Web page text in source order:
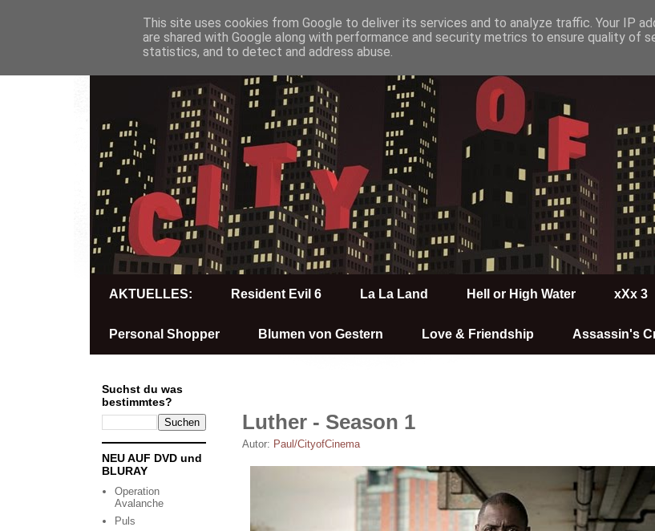
AKTUELLES: Resident Evil 6 La La Land Hell or High Water xXx 3
Personal Shopper Blumen von Gestern Love & Friendship Assassin's
Luther - Season 1
Autor: Paul/CityofCinema
Suchst du was
bestimmtes?
NEU AUF DVD und
BLURAY
Operation
Avalanche
Puls
This site uses cookies from Google to deliver its services and to analyze traffic. Your IP
are shared with Google along with performance and security metrics to ensure quality of
statistics, and to detect and address abuse.